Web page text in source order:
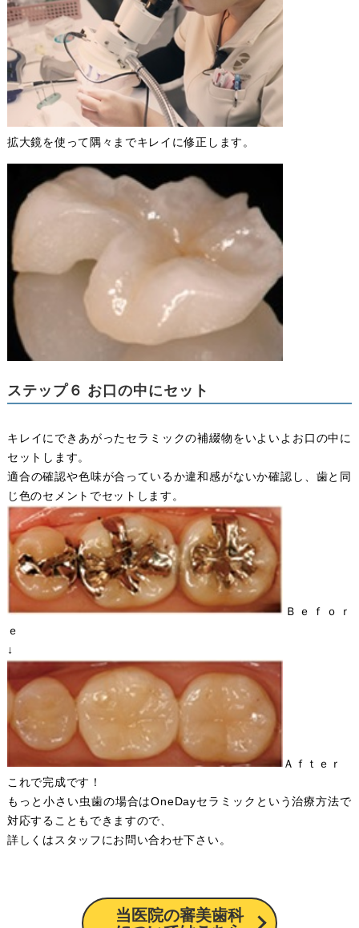
拡大鏡を使って隅々までキレイに修正します。
ステップ６ お口の中にセット
キレイにできあがったセラミックの補綴物をいよいよお口の中に
セットします。
適合の確認や色味が合っているか違和感がないか確認し、歯と同
じ色のセメントでセットします。
Ｂｅｆｏｒ
ｅ
↓
Ａｆｔｅｒ
これで完成です！
もっと小さい虫歯の場合はOneDayセラミックという治療方法で
対応することもできますので、
詳しくはスタッフにお問い合わせ下さい。
当医院の審美歯科